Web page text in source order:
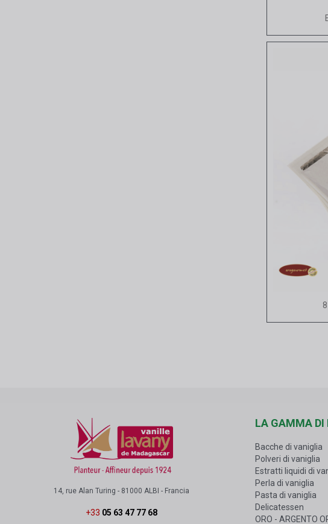
14, rue Alan Turing - 81000 ALBI - Francia
+33 05 63 47 77 68
LA GAMMA DI
Bacche di vaniglia
Polveri di vaniglia
Estratti liquidi di
Perla di vaniglia
Pasta di vaniglia
Delicatessen
ORO - ARGENTO